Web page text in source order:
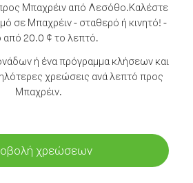
Μπαχρέιν από Λεσόθο.Καλέστε
σε Μπαχρέιν - σταθερό ή κινητό! -
από 20.0 ¢ το λεπτό.
ή ένα πρόγραμμα κλήσεων και
χρεώσεις ανά λεπτό προς
Μπαχρέιν.
χρεώσεων